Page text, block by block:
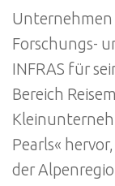
Unternehmen
Forschungs-
INFRAS für
Bereich
Pearls«
der